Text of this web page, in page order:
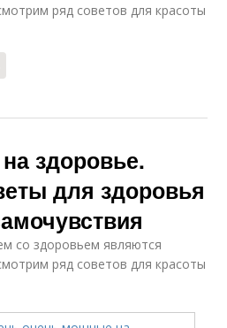
ряд советов для красоты
здоровье.
для здоровья
со здоровьем являются
ряд советов для красоты